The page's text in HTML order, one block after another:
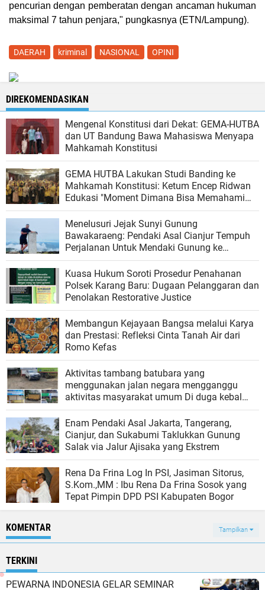
pencurian dengan pemberatan dengan ancaman hukuman
maksimal 7 tahun penjara," pungkasnya (ETN/Lampung).
DAERAH kriminal NASIONAL OPINI
DIREKOMENDASIKAN
Mengenal Konstitusi dari Dekat: GEMA-HUTBA
dan UT Bandung Bawa Mahasiswa Menyapa
Mahkamah Konstitusi
GEMA HUTBA Lakukan Studi Banding ke
Mahkamah Konstitusi: Ketum Encep Ridwan
Edukasi "Moment Dimana Bisa Memahami
Hukum Lebih Luas".
‎Menelusuri Jejak Sunyi Gunung
Bawakaraeng: Pendaki Asal Cianjur Tempuh
Perjalanan Untuk Mendaki Gunung ke
Sulawesi Selatan‎
Kuasa Hukum Soroti Prosedur Penahanan
Polsek Karang Baru: Dugaan Pelanggaran dan
Penolakan Restorative Justice
Membangun Kejayaan Bangsa melalui Karya
dan Prestasi: Refleksi Cinta Tanah Air dari
Romo Kefas
Aktivitas tambang batubara yang
menggunakan jalan negara mengganggu
aktivitas masyarakat umum Di duga kebal
hukum
‎Enam Pendaki Asal Jakarta, Tangerang,
Cianjur, dan Sukabumi Taklukkan Gunung
Salak via Jalur Ajisaka yang Ekstrem
Rena Da Frina Log In PSI, Jasiman Sitorus,
S.Kom.,MM : Ibu Rena Da Frina Sosok yang
Tepat Pimpin DPD PSI Kabupaten Bogor
KOMENTAR Tampilkan
TERKINI
PEWARNA INDONESIA GELAR SEMINAR